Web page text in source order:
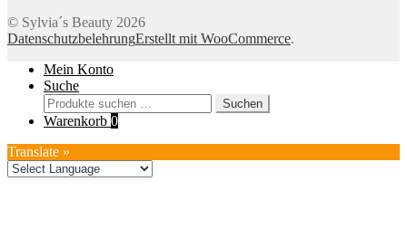
© Sylvia´s Beauty 2026
DatenschutzbelehrungErstellt mit WooCommerce.
Mein Konto
Suche
Suchen
nach:
Suchen
Warenkorb 0
Translate »